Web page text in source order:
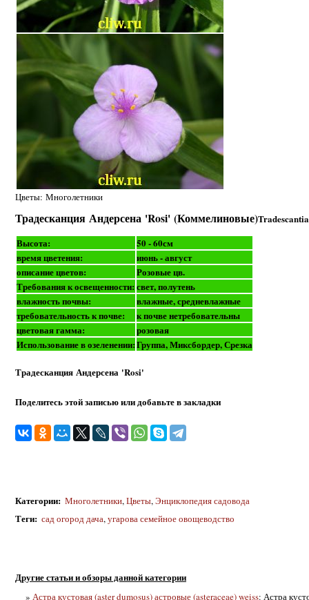
Цветы: Многолетники
Традесканция Андерсена 'Rosi' (Коммелиновые)
Высота:
50 - 60см
время цветения:
июнь - август
описание цветов:
Розовые цв.
Требования к освещенности: свет, полутень
влажность почвы:
влажные, средневлажные
требовательность к почве:
к почве нетребовательны
цветовая гамма:
розовая
Использование в озеленении:Группа, Миксбордер, Срезка
Традесканция Андерсена 'Rosi'
Поделитесь этой записью или добавьте в закладки
Категории: Многолетники,Цветы,Энциклопедия садовода
Теги: сад огород дача,угарова семейное овощеводство
Другие статьи и обзоры данной категории
» Астра кустовая (aster dumosus) астровые (asteraceae) weiss: Астра